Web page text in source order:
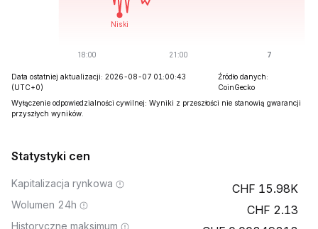
Data ostatniej aktualizacji: 2026-08-07 01:00:43
(UTC+0)
Źródło danych:
CoinGecko
Wyłączenie odpowiedzialności cywilnej: Wyniki z przeszłości nie stanowią gwarancji
przyszłych wyników.
Statystyki cen
Kapitalizacja rynkowa 15.98K
Wolumen 24h 2.13
Historyczne maksimum